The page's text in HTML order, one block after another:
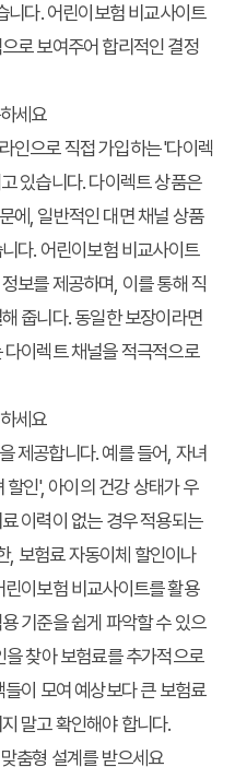
니다. 어린이보험 비교사이트
로 보여주어 합리적인 결정
세요
인으로 직접 가입하는 '다이렉
있습니다. 다이렉트 상품은
에, 일반적인 대면 채널 상품
다. 어린이보험 비교사이트
보를 제공하며, 이를 통해 직
줍니다. 동일한 보장이라면
이렉트 채널을 적극적으로
세요
제공합니다. 예를 들어, 자녀
인', 아이의 건강 상태가 우
이력이 없는 경우 적용되는
, 보험료 자동이체 할인이나
이보험 비교사이트를 활용
기준을 쉽게 파악할 수 있으
찾아 보험료를 추가적으로
이 모여 예상보다 큰 보험료
말고 확인해야 합니다.
춤형 설계를 받으세요